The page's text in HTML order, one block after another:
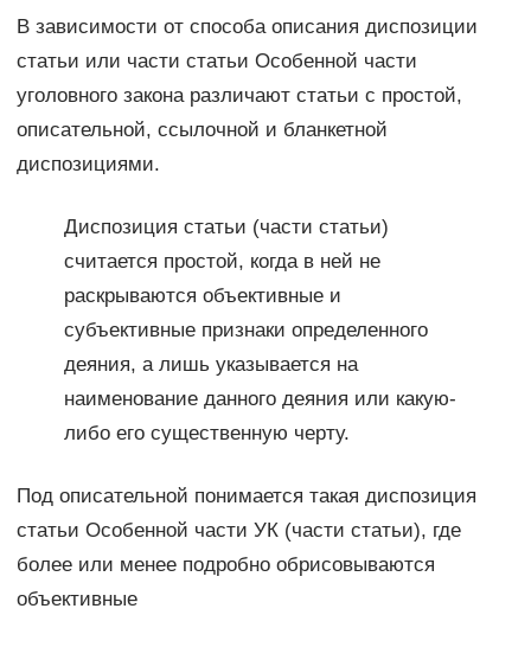
В зависимости от способа описания диспозиции
статьи или части статьи Особенной части
уголовного закона различают статьи с простой,
описательной, ссылочной и бланкетной
диспозициями.
Диспозиция статьи (части статьи)
считается простой, когда в ней не
раскрываются объективные и
субъективные признаки определенного
деяния, а лишь указывается на
наименование данного деяния или какую-
либо его существенную черту.
Под описательной понимается такая диспозиция
статьи Особенной части УК (части статьи), где
более или менее подробно обрисовываются
объективные